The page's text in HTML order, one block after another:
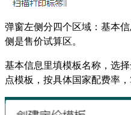
弹窗左侧分四个区域：基本
侧是售价试算区。
基本信息里填模板名称，选
点模板，按具体国家配费率，